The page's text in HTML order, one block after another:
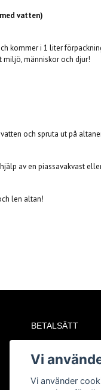
vatten)
kommer i 1 liter
miljö, människor och djur!
och spruta ut på
av en piassavakvast
len altan!
BETALSÄTT
Vi
Vi använder